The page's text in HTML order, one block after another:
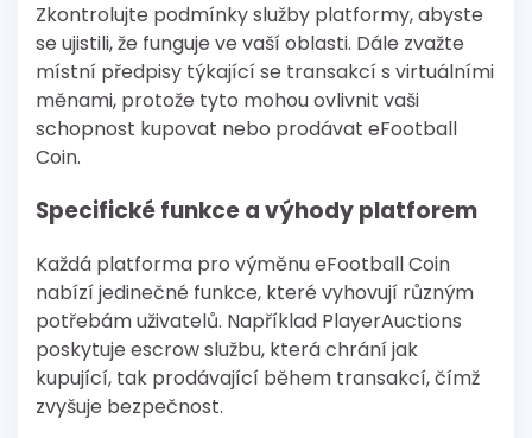
Zkontrolujte podmínky služby platformy, abyste
se ujistili, že funguje ve vaší oblasti. Dále zvažte
místní předpisy týkající se transakcí s virtuálními
měnami, protože tyto mohou ovlivnit vaši
schopnost kupovat nebo prodávat eFootball
Coin.
Specifické funkce a výhody platforem
Každá platforma pro výměnu eFootball Coin
nabízí jedinečné funkce, které vyhovují různým
potřebám uživatelů. Například PlayerAuctions
poskytuje escrow službu, která chrání jak
kupující, tak prodávající během transakcí, čímž
zvyšuje bezpečnost.